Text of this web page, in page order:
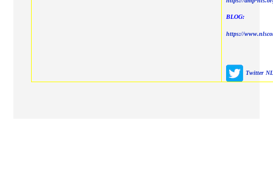
BLOG:
https://
Twitter